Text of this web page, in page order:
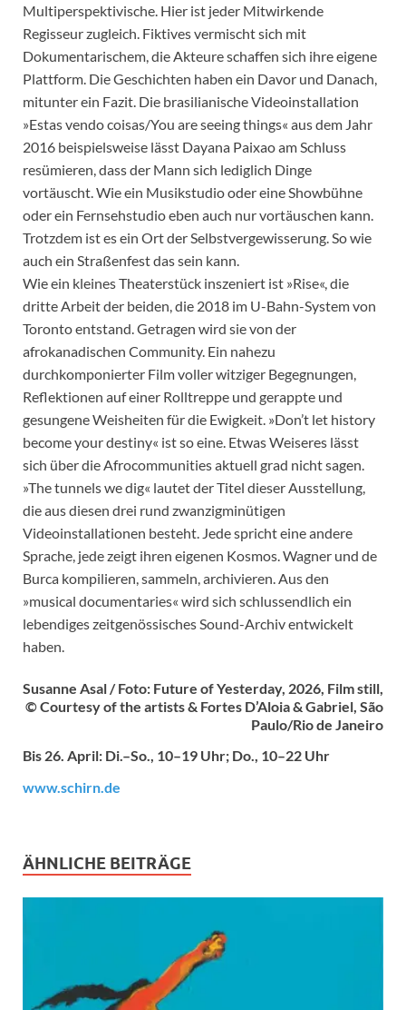
Multiperspektivische. Hier ist jeder Mitwirkende
Regisseur zugleich. Fiktives vermischt sich mit
Dokumentarischem, die Akteure schaffen sich ihre eigene
Plattform. Die Geschichten haben ein Davor und Danach,
mitunter ein Fazit. Die brasilianische Videoinstallation
»Estas vendo coisas/You are seeing things« aus dem Jahr
2016 beispielsweise lässt Dayana Paixao am Schluss
resümieren, dass der Mann sich lediglich Dinge
vortäuscht. Wie ein Musikstudio oder eine Showbühne
oder ein Fernsehstudio eben auch nur vortäuschen kann.
Trotzdem ist es ein Ort der Selbstvergewisserung. So wie
auch ein Straßenfest das sein kann.
Wie ein kleines Theaterstück inszeniert ist »Rise«, die
dritte Arbeit der beiden, die 2018 im U-Bahn-System von
Toronto entstand. Getragen wird sie von der
afrokanadischen Community. Ein nahezu
durchkomponierter Film voller witziger Begegnungen,
Reflektionen auf einer Rolltreppe und gerappte und
gesungene Weisheiten für die Ewigkeit. »Don’t let history
become your destiny« ist so eine. Etwas Weiseres lässt
sich über die Afrocommunities aktuell grad nicht sagen.
»The tunnels we dig« lautet der Titel dieser Ausstellung,
die aus diesen drei rund zwanzigminütigen
Videoinstallationen besteht. Jede spricht eine andere
Sprache, jede zeigt ihren eigenen Kosmos. Wagner und de
Burca kompilieren, sammeln, archivieren. Aus den
»musical documentaries« wird sich schlussendlich ein
lebendiges zeitgenössisches Sound-Archiv entwickelt
haben.
Susanne Asal / Foto: Future of Yesterday, 2026, Film still,
© Courtesy of the artists & Fortes D’Aloia & Gabriel, São
Paulo/Rio de Janeiro
Bis 26. April: Di.–So., 10–19 Uhr; Do., 10–22 Uhr
www.schirn.de
ÄHNLICHE BEITRÄGE